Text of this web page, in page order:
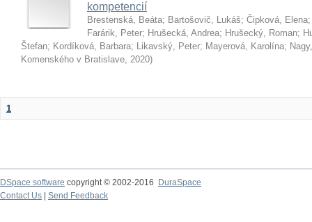
kompetencií
Brestenská, Beáta; Bartošovič, Lukáš; Čipková, Elena
Farárik, Peter; Hrušecká, Andrea; Hrušecký, Roman;
Štefan; Kordíková, Barbara; Likavský, Peter; Mayerová, Karolína;
Komenského v Bratislave, 2020)
1
DSpace software copyright © 2002-2016
DuraSpace
Contact Us
Send Feedback